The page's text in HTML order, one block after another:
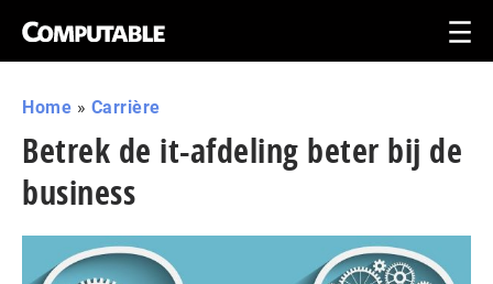
Home » Carrière
Betrek de it-afdeling beter bij de
business